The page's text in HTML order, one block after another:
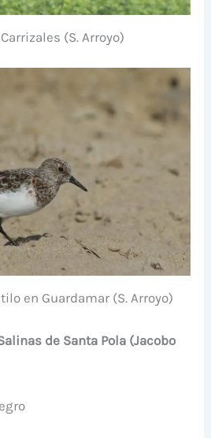
(S. Arroyo)
en Guardamar (S. Arroyo)
de Santa Pola (Jacobo